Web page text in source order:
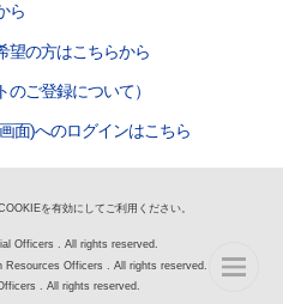
ら
望の方はこちらから
ご登録について）
面)へのログインはこちら
を有効にしてご利用ください。
Officers . All rights reserved.
Officers . All rights reserved.
. All rights reserved.